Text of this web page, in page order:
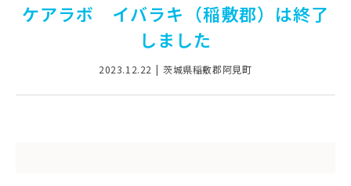
ケアラボ イバラキ（稲敷郡）は終了
しました
2023.12.22 茨城県稲敷郡阿見町